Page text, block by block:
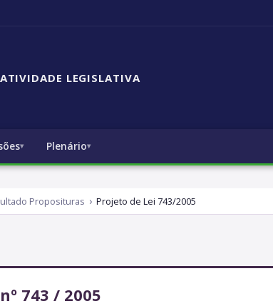
ATIVIDADE LEGISLATIVA
Plenário
Proposituras Projeto de Lei 743/2005
743 / 2005